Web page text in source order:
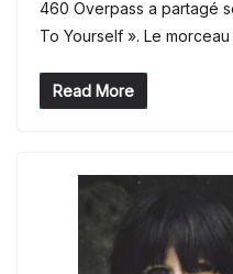
460 Overpass a partagé
To Yourself ». Le
Read More